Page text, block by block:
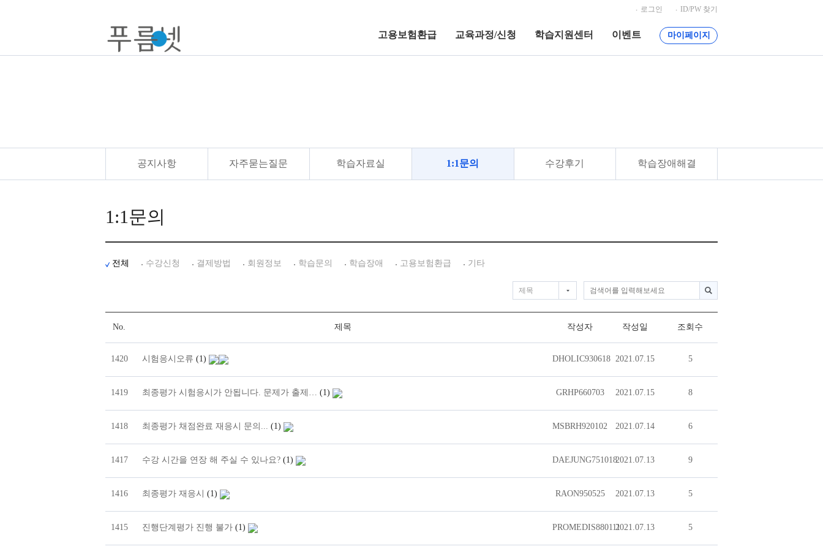
로그인 ID/PW 찾기
고용보험환급 교육과정/신청 학습지원센터 이벤트 마이페이지
공지사항 자주묻는질문 학습자료실 1:1문의 수강후기 학습장애해결
1:1문의
전체 수강신청 결제방법 회원정보 학습문의 학습장애 고용보험환급 기타
No. 제목 작성자 작성일 조회수
1420 시험응시오류 (1) DHOLIC930618 2021.07.15 5
1419 최종평가 시험응시가 안됩니다. 문제가 출제… (1) GRHP660703 2021.07.15 8
1418 최종평가 채점완료 재응시 문의... (1) MSBRH920102 2021.07.14 6
1417 수강 시간을 연장 해 주실 수 있나요? (1) DAEJUNG7510182021.07.13 9
1416 최종평가 재응시 (1) RAON950525 2021.07.13 5
1415 진행단계평가 진행 불가 (1) PROMEDIS8801112021.07.13 5